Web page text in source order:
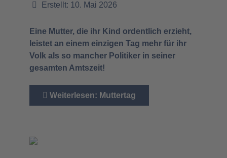
Erstellt: 10. Mai 2026
Eine Mutter, die ihr Kind ordentlich erzieht,
leistet an einem einzigen Tag mehr für ihr
Volk als so mancher Politiker in seiner
gesamten Amtszeit!
Weiterlesen: Muttertag